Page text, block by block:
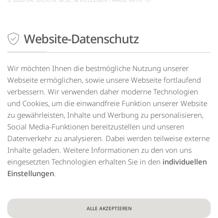
Drücken
Sie
um
durch
Optionen
zu
navigieren.
ESC
lehnt
alle
Cookies
ab.
Website-Datenschutz
Wir möchten Ihnen die bestmögliche Nutzung unserer
Webseite ermöglichen, sowie unsere Webseite fortlaufend
verbessern. Wir verwenden daher moderne Technologien
und Cookies, um die einwandfreie Funktion unserer Website
zu gewährleisten, Inhalte und Werbung zu personalisieren,
Social Media-Funktionen bereitzustellen und unseren
Datenverkehr zu analysieren. Dabei werden teilweise externe
Inhalte geladen. Weitere Informationen zu den von uns
eingesetzten Technologien erhalten Sie in den individuellen
Einstellungen.
ALLE AKZEPTIEREN